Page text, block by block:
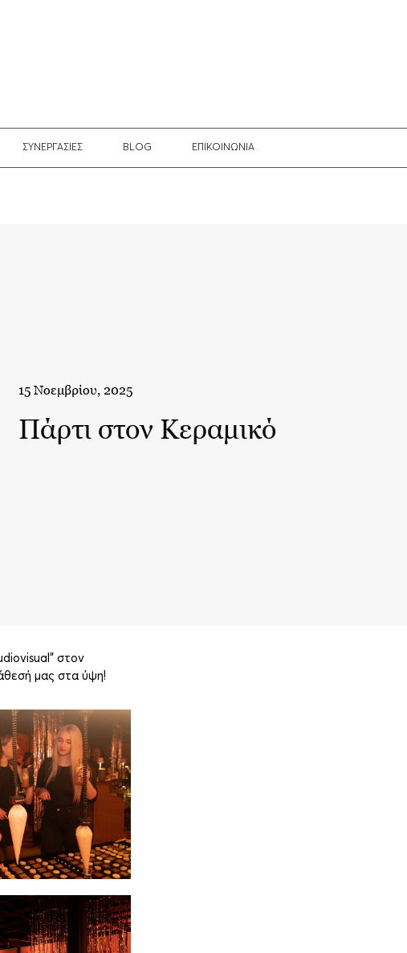
ΣΥΝΕΡΓΑΣΙΕΣ BLOG EΠΙΚΟΙΝΩΝΙΑ
15 Νοεμβρίου, 2025
Πάρτι στον Κεραμικό
στον
μας στα ύψη!